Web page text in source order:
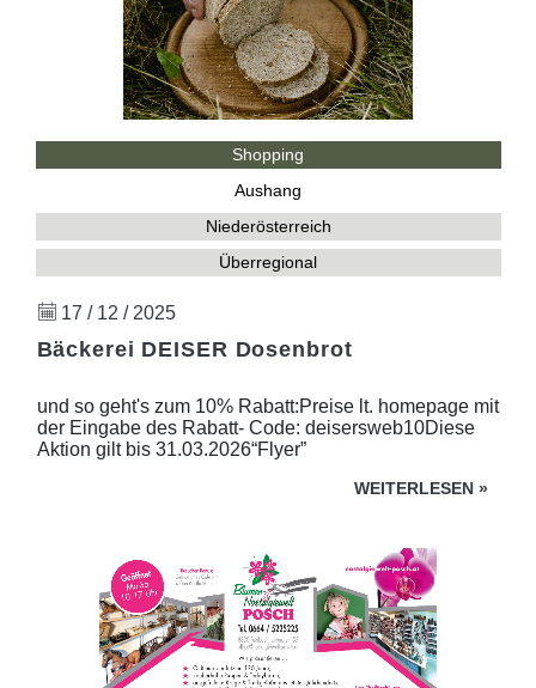
Shopping
Aushang
Niederösterreich
Überregional
17 / 12 / 2025
Bäckerei DEISER Dosenbrot
und so geht's zum 10% Rabatt:Preise lt. homepage mit
der Eingabe des Rabatt- Code: deisersweb10Diese
Aktion gilt bis 31.03.2026“Flyer”
WEITERLESEN »